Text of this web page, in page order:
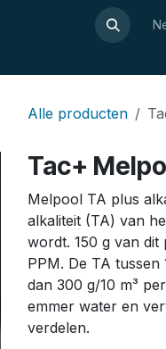
Contact
Alle producten
Tac+
Melpool TA plus
alkaliteit (TA) van
wordt. 150 g van dit
PPM. De TA
dan 300 g/10 m³
emmer water en
verdelen.